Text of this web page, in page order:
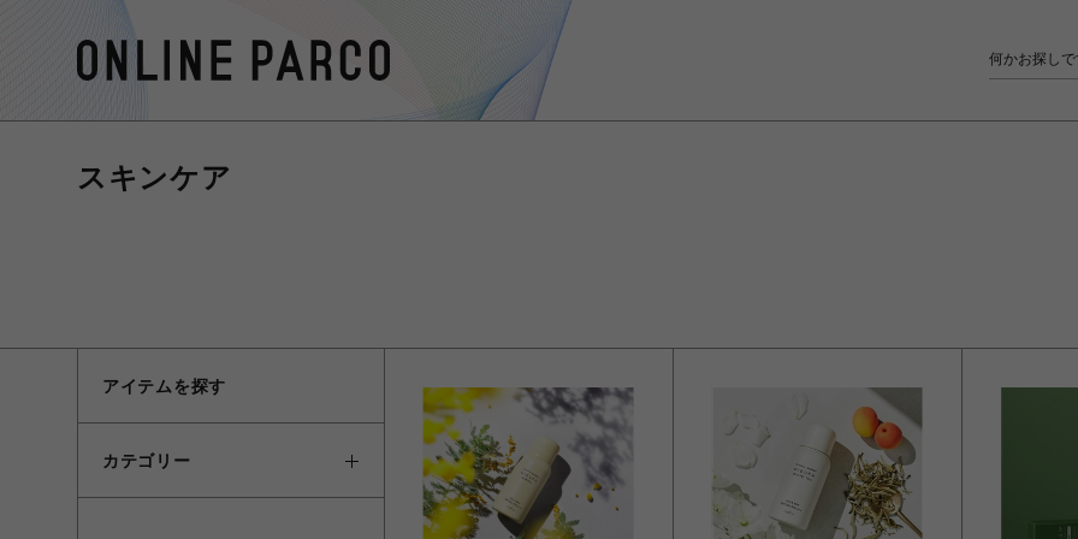
スキンケア
アイテムを探す
カテゴリー